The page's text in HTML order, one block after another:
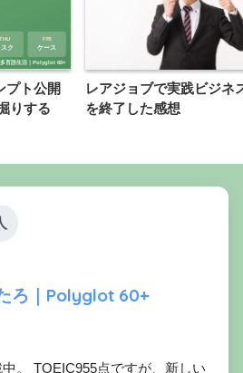
プト公開
りする
レアジョブで実践ビジネ
を終了した感想
ろ｜Polyglot 60+
。 TOEIC955点ですが、新しい